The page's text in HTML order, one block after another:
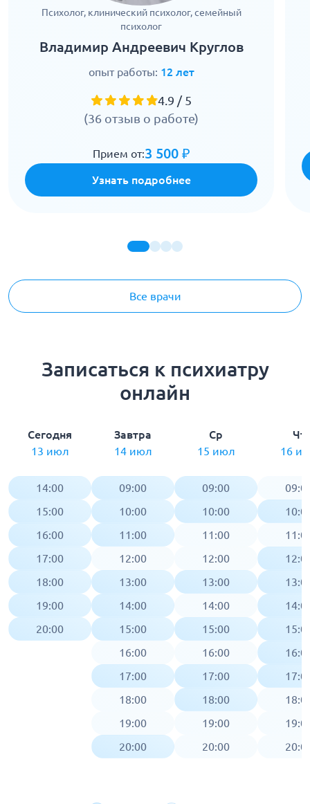
Все врачи
Психолог, клинический психолог, семейный
психолог
Владимир Андреевич Круглов
опыт работы: 12 лет
4.9 / 5
(36 отзыв о работе)
Прием от:3 500 ₽
Узнать подробнее
Записаться к психиатру
онлайн
Сегодня
13 июл
14:00
15:00
16:00
17:00
18:00
19:00
20:00
Завтра
14 июл
09:00
10:00
11:00
12:00
13:00
14:00
15:00
16:00
17:00
18:00
19:00
20:00
Ср
15 июл
09:00
10:00
11:00
12:00
13:00
14:00
15:00
16:00
17:00
18:00
19:00
20:00
Чт
16